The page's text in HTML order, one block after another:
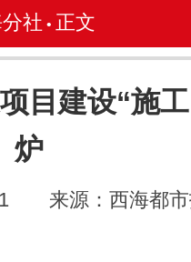
社 • 正文
目建设“施
炉
来源：西海都